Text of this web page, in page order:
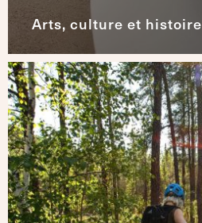
Arts, culture et histoire